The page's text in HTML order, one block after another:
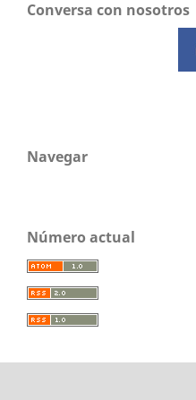
Conversa con nosotros
Navegar
Número actual